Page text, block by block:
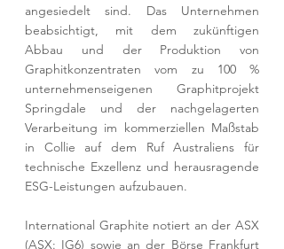
angesiedelt sind. Das Unternehmen
beabsichtigt, mit dem zukünftigen
Abbau und der Produktion von
Graphitkonzentraten vom zu 100 %
unternehmenseigenen Graphitprojekt
Springdale und der nachgelagerten
Verarbeitung im kommerziellen Maßstab
in Collie auf dem Ruf Australiens für
technische Exzellenz und herausragende
ESG-Leistungen aufzubauen.
International Graphite notiert an der ASX
(ASX: IG6) sowie an der Börse Frankfurt